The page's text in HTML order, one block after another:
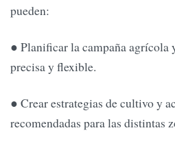
pueden:
● Planificar la campaña agrícola
precisa y flexible.
● Crear estrategias de cultivo y
recomendadas para las distintas